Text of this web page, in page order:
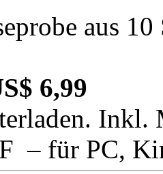
aus
6,99
Inkl.
– für PC,